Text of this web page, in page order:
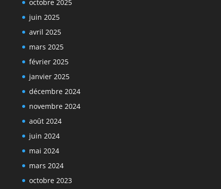
octobre 2025
juin 2025
avril 2025
mars 2025
février 2025
janvier 2025
décembre 2024
novembre 2024
août 2024
juin 2024
mai 2024
mars 2024
octobre 2023